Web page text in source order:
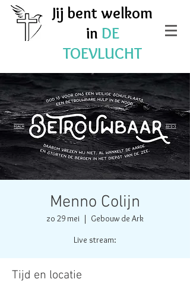
Jij bent welkom
in DE
TOEVLUCHT
Menno Colijn
zo 29 mei
  |
Gebouw de Ark
Live stream:
Tijd en locatie